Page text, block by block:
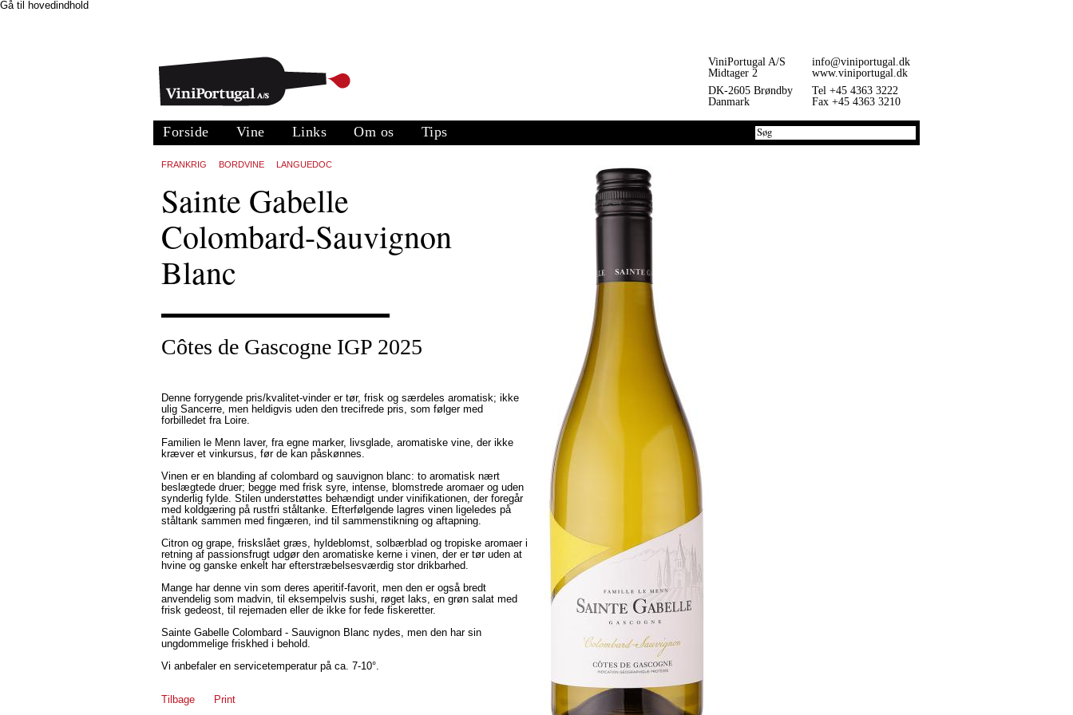
Gå til hovedindhold
ViniPortugal A/S
Midtager 2
DK-2605 Brøndby
Danmark
info@viniportugal.dk
www.viniportugal.dk
Tel +45 4363 3222
Fax +45 4363 3210
Forside Vine Links Om os Tips
FRANKRIG BORDVINE LANGUEDOC
Sainte Gabelle
Colombard-Sauvignon
Blanc
Côtes de Gascogne IGP 2025
Denne forrygende pris/kvalitet-vinder er tør, frisk og særdeles aromatisk; ikke
ulig Sancerre, men heldigvis uden den trecifrede pris, som følger med
forbilledet fra Loire.
Familien le Menn laver, fra egne marker, livsglade, aromatiske vine, der ikke
kræver et vinkursus, før de kan påskønnes.
Vinen er en blanding af colombard og sauvignon blanc: to aromatisk nært
beslægtede druer; begge med frisk syre, intense, blomstrede aromaer og uden
synderlig fylde. Stilen understøttes behændigt under vinifikationen, der foregår
med koldgæring på rustfri ståltanke. Efterfølgende lagres vinen ligeledes på
ståltank sammen med fingæren, ind til sammenstikning og aftapning.
Citron og grape, friskslået græs, hyldeblomst, solbærblad og tropiske aromaer i
retning af passionsfrugt udgør den aromatiske kerne i vinen, der er tør uden at
hvine og ganske enkelt har efterstræbelsesværdig stor drikbarhed.
Mange har denne vin som deres aperitif-favorit, men den er også bredt
anvendelig som madvin, til eksempelvis sushi, røget laks, en grøn salat med
frisk gedeost, til rejemaden eller de ikke for fede fiskeretter.
Sainte Gabelle Colombard - Sauvignon Blanc nydes, men den har sin
ungdommelige friskhed i behold.
Vi anbefaler en servicetemperatur på ca. 7-10°.
Tilbage Print